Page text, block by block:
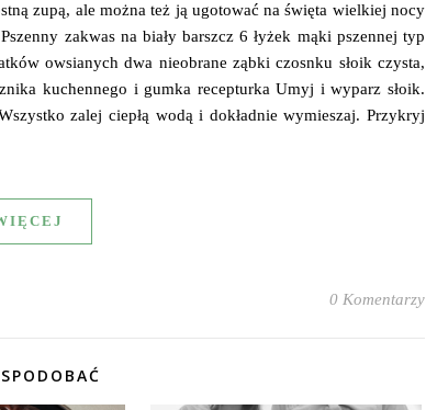
zupą, ale można też ją ugotować na święta wielkiej nocy
zakwas na biały barszcz 6 łyżek mąki pszennej typ
owsianych dwa nieobrane ząbki czosnku słoik czysta,
kuchennego i gumka recepturka Umyj i wyparz słoik.
zalej ciepłą wodą i dokładnie wymieszaj. Przykryj
0 Komentarzy